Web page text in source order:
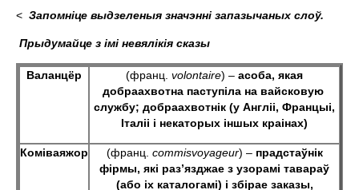
< Запомніце выдзеленыя значэнні запазычаных слоў.
Прыдумайце з імі невялікія сказы
Валанцёр (франц. volontaire) – асоба, якая
добраахвотна паступіла на вайсковую
службу; добраахвотнік (у Англіі, Францыі,
Італіі і некаторых іншых краінах)
Коміваяжор (франц. соmmisvoyageur) – прадстаўнік
фірмы, які раз’язджае з узорамі тавараў
(або іх каталогамі) і збірае заказы,